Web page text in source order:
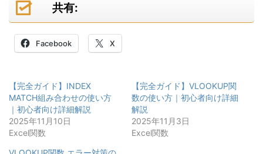
共有:
Facebook X
【完全ガイド】INDEX
MATCH組み合わせの使い方
｜初心者向け詳細解説
2025年11月10日
Excel関数
【完全ガイド】VLOOKUP関
数の使い方｜初心者向け詳細
解説
2025年11月3日
Excel関数